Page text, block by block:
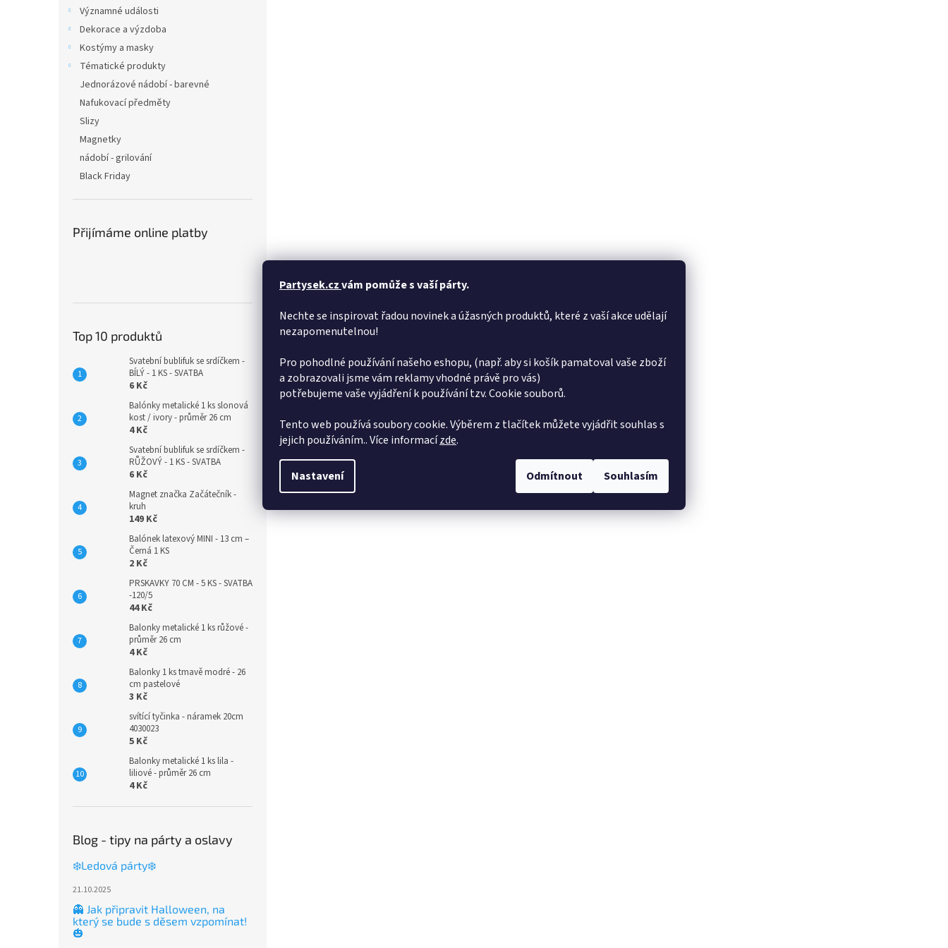
Partysek.czvám pomůže s vaší párty.
Nechte se inspirovat řadou novinek a úžasných produktů, které z vaší akce udělají
nezapomenutelnou!
Pro pohodlné používání našeho eshopu, (např. aby si košík pamatoval vaše zboží
a zobrazovali jsme vám reklamy vhodné právě pro vás)
potřebujeme vaše vyjádření k používání tzv. Cookie souborů.
Tento web používá soubory cookie. Výběrem z tlačítek můžete vyjádřit souhlas s
jejich používáním.. Více informacízde.
Nastavení Odmítnout Souhlasím
Významné události
Dekorace a výzdoba
Kostýmy a masky
Tématické produkty
Jednorázové nádobí - barevné
Nafukovací předměty
Slizy
Magnetky
nádobí - grilování
Black Friday
Přijímáme online platby
Top 10 produktů
Svatební bublifuk se srdíčkem -
BÍLÝ - 1 KS - SVATBA
6 Kč
Balónky metalické 1 ks slonová
kost / ivory - průměr 26 cm
4 Kč
Svatební bublifuk se srdíčkem -
RŮŽOVÝ - 1 KS - SVATBA
6 Kč
Magnet značka Začátečník -
kruh
149 Kč
Balónek latexový MINI - 13 cm –
Černá 1 KS
2 Kč
PRSKAVKY 70 CM - 5 KS - SVATBA
-120/5
44 Kč
Balonky metalické 1 ks růžové -
průměr 26 cm
4 Kč
Balonky 1 ks tmavě modré - 26
cm pastelové
3 Kč
svítící tyčinka - náramek 20cm
4030023
5 Kč
Balonky metalické 1 ks lila -
liliové - průměr 26 cm
4 Kč
Blog - tipy na párty a oslavy
❄️Ledová párty❄️
21.10.2025
👻 Jak připravit Halloween, na
který se bude s děsem vzpomínat!
🎃